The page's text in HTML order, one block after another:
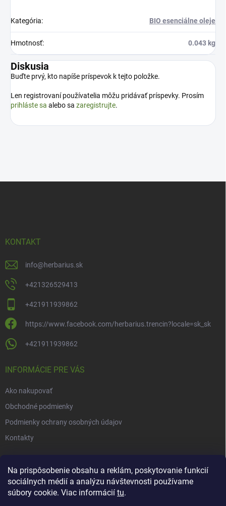
Na prispôsobenie obsahu a reklám, poskytovanie funkcií
sociálnych médií a analýzu návštevnosti používame
súbory cookie. Viac informácií tu.
Kategória: BIO esenciálne oleje
Hmotnosť: 0.043 kg
Diskusia
Buďte prvý, kto napíše príspevok k tejto položke.
Len registrovaní používatelia môžu pridávať príspevky. Prosím
prihláste sa alebo sa zaregistrujte.
KONTAKT
info@herbarius.sk
+421326529413
+421911939862
https://www.facebook.com/herbarius.trencin?locale=sk_sk
+421911939862
INFORMÁCIE PRE VÁS
Ako nakupovať
Obchodné podmienky
Podmienky ochrany osobných údajov
Kontakty
NOVINKY
Novinky v našom e-shope